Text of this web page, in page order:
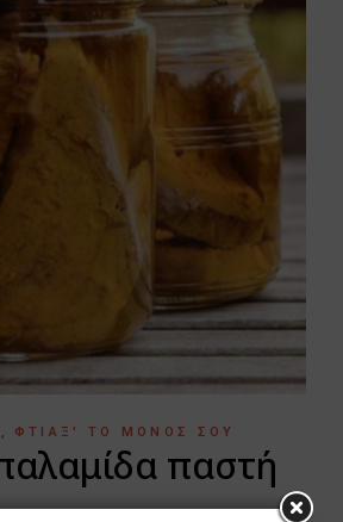
ΦΤΙΆΞ' ΤΟ ΜΌΝΟΣ ΣΟΥ
παστή